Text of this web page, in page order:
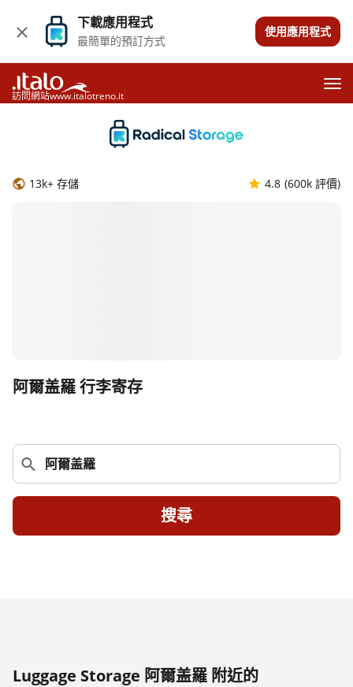
下載應用程式
最簡單的預訂方式
使用應用程式
訪問網站www.italotreno.it
13k+ 存儲 4.8 (600k 評價)
阿爾盖羅 行李寄存
搜尋
Luggage Storage 阿爾盖羅 附近的